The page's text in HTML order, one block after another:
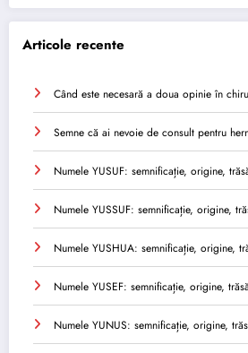
Articole recente
Când este necesară a doua opinie în
Semne că ai nevoie de consult pentru
Numele YUSUF: semnificație, origine,
Numele YUSSUF: semnificație, origine,
Numele YUSHUA: semnificație, origine,
Numele YUSEF: semnificație, origine,
Numele YUNUS: semnificație, origine,